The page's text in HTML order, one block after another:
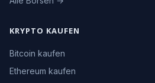
KRYPTO KAUFEN
Bitcoin kaufen
Ethereum kaufen